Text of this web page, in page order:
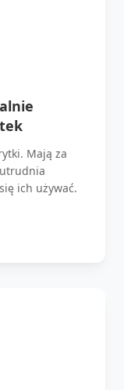
Mają za
ich używać.